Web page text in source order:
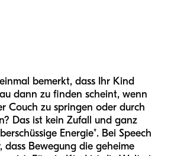
bemerkt, dass Ihr Kind
dann zu finden scheint, wenn
Couch zu springen oder durch
Das ist kein Zufall und ganz
Energie". Bei Speech
dass Bewegung die geheime